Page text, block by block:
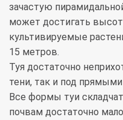
зачастую
может достигать
культивируемые
15 метров.
Туя достаточно
тени, так и под
Все формы туи
почвам достаточно